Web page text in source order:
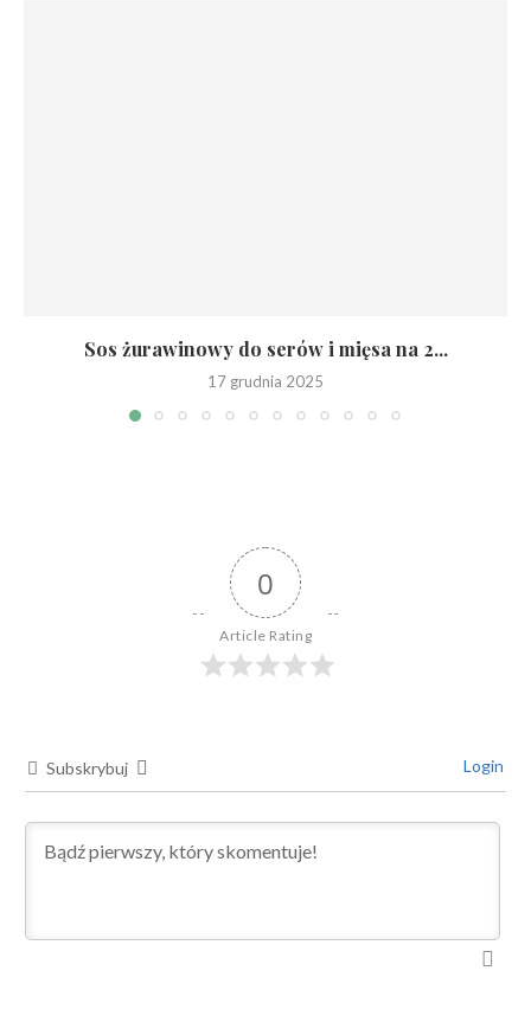
Sos żurawinowy do serów i mięsa na 2...
17 grudnia 2025
0
Article Rating
Subskrybuj Login